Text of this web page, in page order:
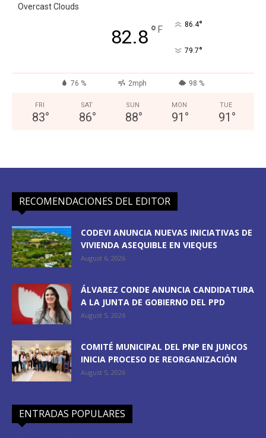
Overcast Clouds
82.8° F 86.4°
79.7°
76 % 2mph 98 %
FRI
83°
SAT
86°
SUN
88°
MON
91 °
TUE
91 °
RECOMENDACIONES DEL EDITOR
CODEVI ANUNCIA NUEVAS INICIATIVAS DE
VIVIENDA ASEQUIBLE EN VIEQUES
August 6, 2026
ÁLVAREZ CONDE ANUNCIA CANDIDATURA
A LA JUNTA DE GOBIERNO DEL PPD
August 5, 2026
COMITÉ MUNICIPAL DEL PNP EN JUNCOS
INICIA PROCESO DE REORGANIZACIÓN
August 5, 2026
ENTRADAS POPULARES